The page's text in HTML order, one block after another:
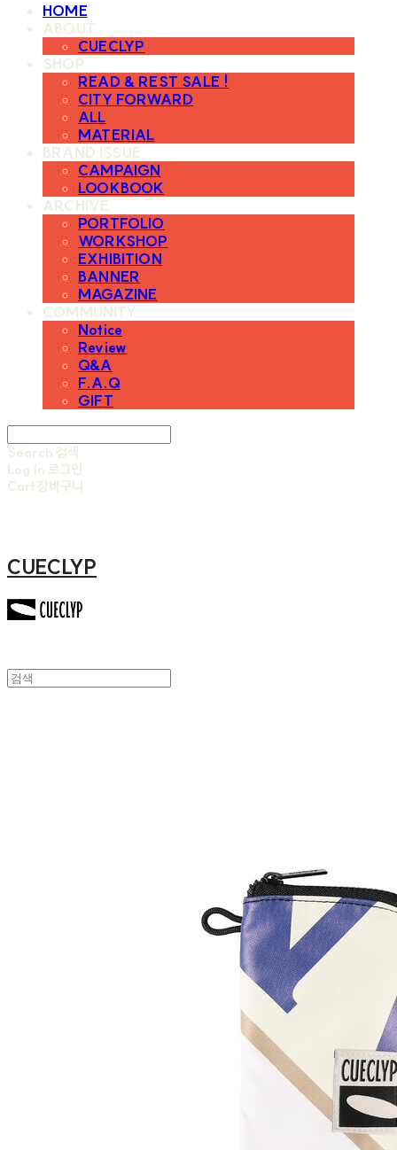
HOME
ABOUT
CUECLYP
SHOP
READ & REST SALE !
CITY FORWARD
ALL
MATERIAL
BRAND ISSUE
CAMPAIGN
LOOKBOOK
ARCHIVE
PORTFOLIO
WORKSHOP
EXHIBITION
BANNER
MAGAZINE
COMMUNITY
Notice
Review
Q&A
F.A.Q
GIFT
Search 검색
Log In 로그인
Cart장바구니
CUECLYP